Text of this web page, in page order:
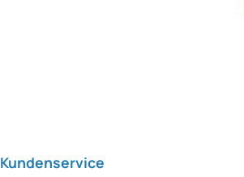
Kundenservice